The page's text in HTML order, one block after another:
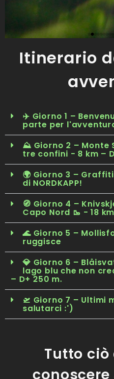
Itinerario
✈️ Giorno 1 –
parte per
⛰️ Giorno 2 – Monte
tre confini - 8 km –
🌍 Giorno 3 –
di NORDKAPP!
🧭 Giorno 4 –
Capo Nord 🥾 - 18
🌊 Giorno 5 –
ruggisce
💎 Giorno 6 –
lago blu che non
– D+ 250 m.
🛫 Giorno 7 – Ultimi
salutarci :')
Tutto ciò